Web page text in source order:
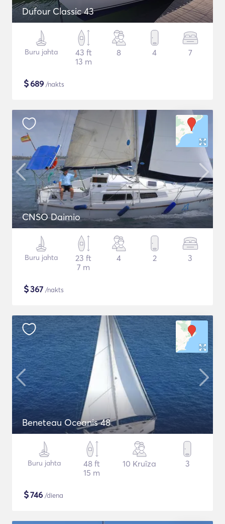
Dufour Classic 43
Buru jahta
43 ft
13 m
8 4 7
$689 /nakts
CNSO Daimio
Buru jahta
23 ft
7 m
4 2 3
$367 /nakts
Beneteau Oceanis 48
Buru jahta
48 ft
15 m
10 Kruīza 3
$746 /diena